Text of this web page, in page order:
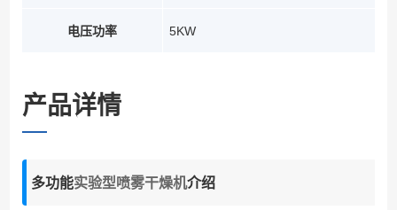
电压功率 5KW
产品详情
多功能实验型喷雾干燥机介绍